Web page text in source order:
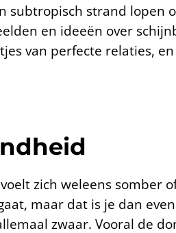
subtropisch strand lopen
en ideeën over
van perfecte relaties,
zich weleens somber
maar dat is je dan even
zwaar. Vooral de